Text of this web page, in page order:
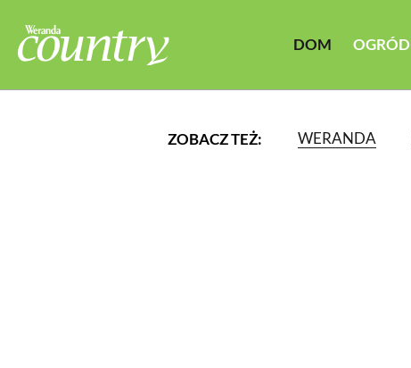
DOM OGRÓD
ZOBACZ TEŻ: WERANDA